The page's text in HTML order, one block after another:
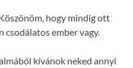
hogy mindig ott
csodálatos ember vagy.
kívánok neked annyi